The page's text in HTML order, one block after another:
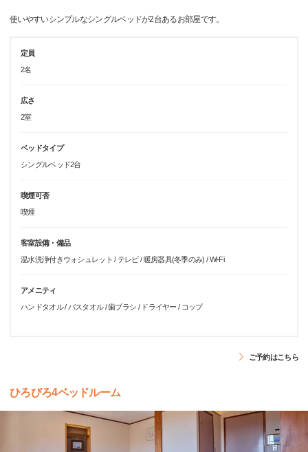
使いやすいシンプルなシングルベッドが2台あるお部屋です。
定員
2名
広さ
2室
ベッドタイプ
シングルベッド2台
喫煙可否
喫煙
客室設備・備品
温水洗浄付きウォシュレット / テレビ / 暖房器具(冬季のみ) / Wi-Fi
アメニティ
ハンドタオル / バスタオル / 歯ブラシ / ドライヤー / コップ
ご予約はこちら
ひろびろ4ベッドルーム